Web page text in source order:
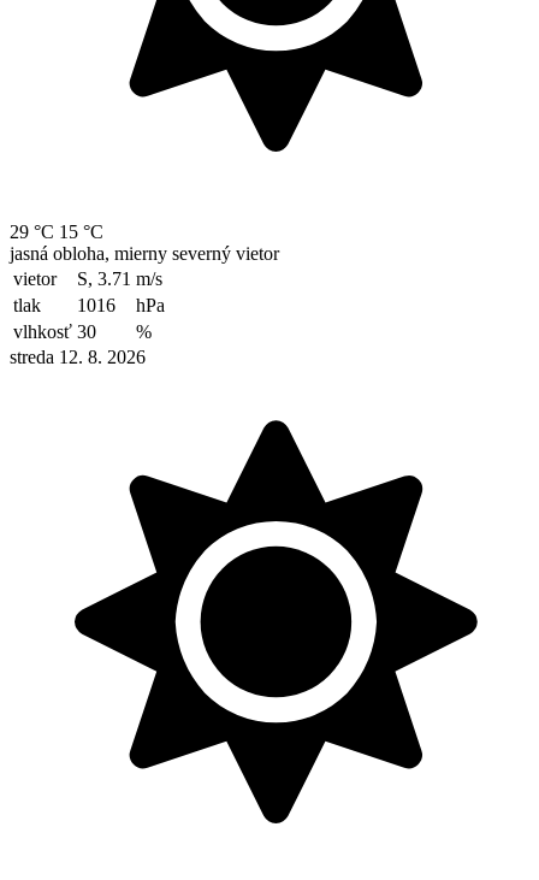
29 °C 15 °C
jasná obloha, mierny severný vietor
vietor
S, 3.71 m/s
tlak
1016
hPa
vlhkosť 30
%
streda 12. 8. 2026